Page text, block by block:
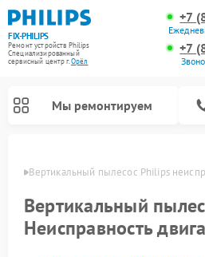
FIX-PHILIPS
Ремонт устройств Philips
Специализированный
cервисный центр г.Орёл
+7
+7
Мы ремонтируем
Вертикальный пылесос Philips
Вертикальный
Неисправность